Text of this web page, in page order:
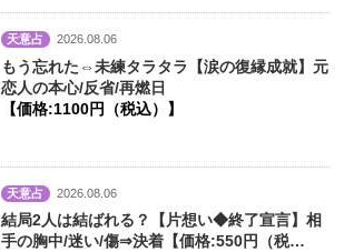
天意占 2026.08.06
もう忘れた⇔未練タラタラ【涙の復縁成就】元
恋人の本心/反省/再燃日
【価格:1100円（税込）】
天意占 2026.08.06
結局2人は結ばれる？【片想い◆終了宣言】相
手の胸中/迷い/傷⇒決着【価格:550円（税